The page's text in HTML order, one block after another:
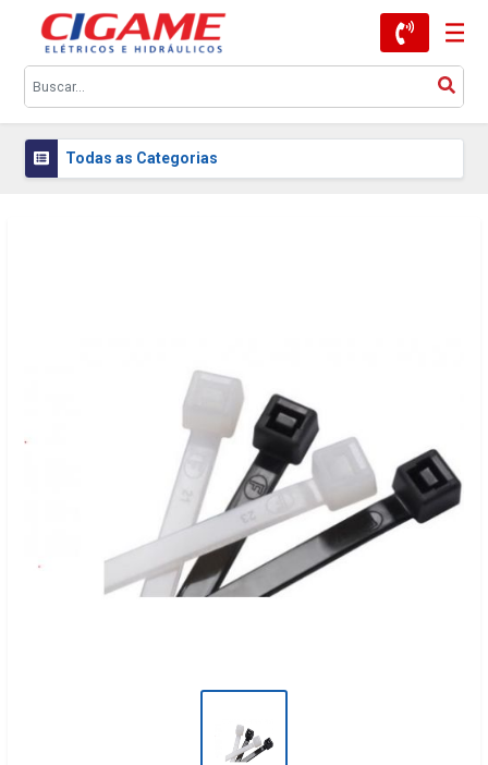
Todas as Categorias